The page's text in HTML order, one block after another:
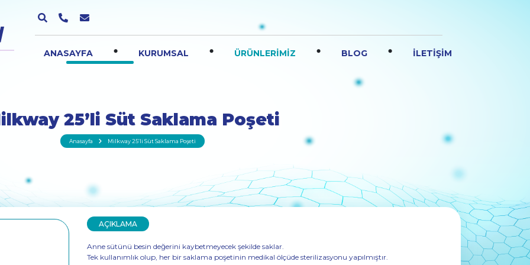
ANASAYFA . KURUMSAL . ÜRÜNLERİMİZ . BLOG . İLETİŞİM
25’li Süt Saklama Poşeti
Anasayfa Milkway 25’li Süt Saklama Poşeti
AÇIKLAMA
Anne sütünü besin değerini kaybetmeyecek şekilde saklar.
Tek kullanımlık olup, her bir saklama poşetinin medikal ölçüde sterilizasyonu yapılmıştır.